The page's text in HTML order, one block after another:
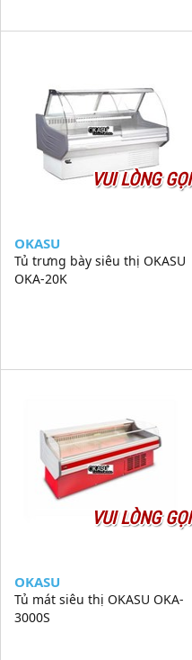
VUI LÒNG GỌI
OKASU
Tủ trưng bày siêu thị OKASU
OKA-20K
VUI LÒNG GỌI
OKASU
Tủ mát siêu thị OKASU OKA-
3000S